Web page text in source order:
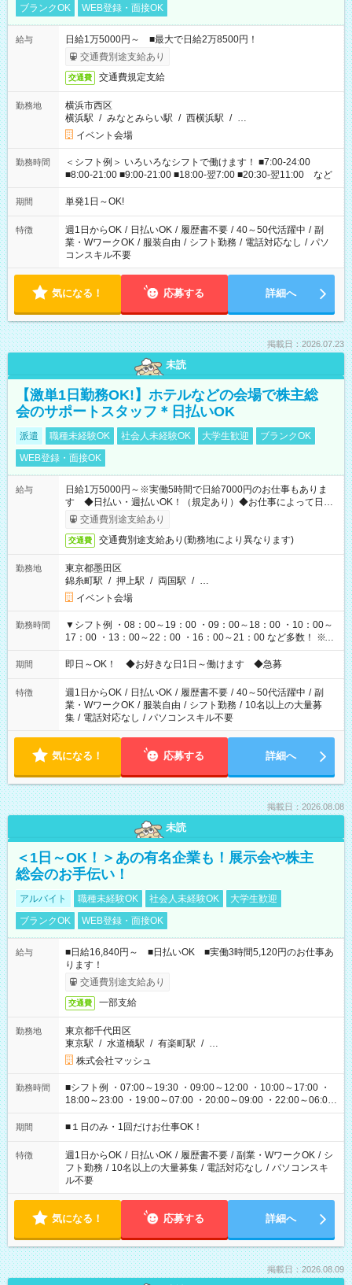
ブランクOK
WEB登録・面接OK
給与
日給1万5000円～ ■最大で日給2万8500円！
交通費別途支給あり
交通費 交通費規定支給
勤務地
横浜市西区
横浜駅 / みなとみらい駅 / 西横浜駅 / …
イベント会場
勤務時間
＜シフト例＞ いろいろなシフトで働けます！ ■7:00-24:00
■8:00-21:00 ■9:00-21:00 ■18:00-翌7:00 ■20:30-翌11:00 など
期間 単発1日～OK!
特徴 週1日からOK / 日払いOK / 履歴書不要 / 40～50代活躍中 / 副
業・WワークOK / 服装自由 / シフト勤務 / 電話対応なし / パソ
コンスキル不要
気になる！ 応募する 詳細へ
掲載日：2026.07.23
未読
【激単1日勤務OK!】ホテルなどの会場で株主総
会のサポートスタッフ＊日払いOK
派遣 職種未経験OK 社会人未経験OK 大学生歓迎
ブランクOK
WEB登録・面接OK
給与
日給1万5000円～※実働5時間で日給7000円のお仕事もありま
す ◆日払い・週払いOK！（規定あり）◆お仕事によって日給
も異なります
交通費別途支給あり
交通費 交通費別途支給あり(勤務地により異なります)
勤務地
東京都墨田区
錦糸町駅 / 押上駅 / 両国駅 / …
イベント会場
勤務時間
▼シフト例 ・08：00～19：00 ・09：00～18：00 ・10：00～
17：00 ・13：00～22：00 ・16：00～21：00 など多数！ ※お
仕事により勤務時間が異なります
期間 即日～OK！ ◆お好きな日1日～働けます ◆急募
特徴 週1日からOK / 日払いOK / 履歴書不要 / 40～50代活躍中 / 副
業・WワークOK / 服装自由 / シフト勤務 / 10名以上の大量募
集 / 電話対応なし / パソコンスキル不要
気になる！ 応募する 詳細へ
掲載日：2026.08.08
未読
＜1日～OK！＞あの有名企業も！展示会や株主
総会のお手伝い！
アルバイト 職種未経験OK 社会人未経験OK
大学生歓迎
ブランクOK
WEB登録・面接OK
給与
■日給16,840円～ ■日払いOK ■実働3時間5,120円のお仕事あ
ります！
交通費別途支給あり
交通費 一部支給
勤務地
東京都千代田区
東京駅 / 水道橋駅 / 有楽町駅 / …
株式会社マッシュ
勤務時間
■シフト例 ・07:00～19:30 ・09:00～12:00 ・10:00～17:00 ・
18:00～23:00 ・19:00～07:00 ・20:00～09:00 ・22:00～06:00
etc ★最短で3時間で5,120円のお仕事から 15時間で2万円近く稼
げるお仕事も！ ご希望のお時間に合わせてご紹介！ ※シフトは
ください！
期間 ■１日のみ・1回だけお仕事OK！
特徴 週1日からOK / 日払いOK / 履歴書不要 / 副業・WワークOK / シ
フト勤務 / 10名以上の大量募集 / 電話対応なし / パソコンスキ
ル不要
気になる！ 応募する 詳細へ
掲載日：2026.08.09